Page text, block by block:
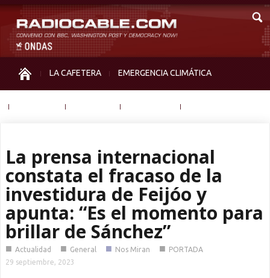
LA CAFETERA EMERGENCIA CLIMÁTICA
La prensa internacional
constata el fracaso de la
investidura de Feijóo y
apunta: “Es el momento para
brillar de Sánchez”
■ Actualidad ■ General ■ Nos Miran ■ PORTADA
29 septiembre, 2023